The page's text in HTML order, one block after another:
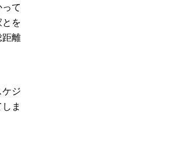
て
を
離
ジ
ま